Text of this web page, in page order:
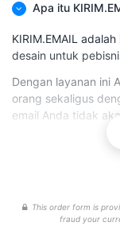
Apa itu
KIRIM.EMAIL
desain untuk
Dengan layanan ini
orang sekaligus
email Anda tidak
Kini Anda bisa
Tidak hanya itu,
bisa melakukan
This order form is
fraud your